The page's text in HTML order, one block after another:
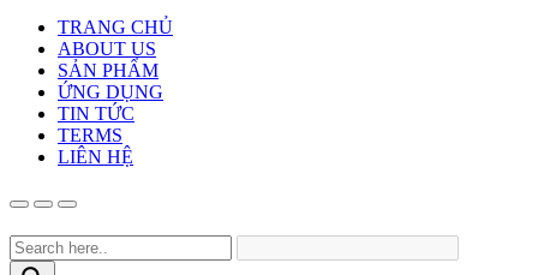
TRANG CHỦ
ABOUT US
SẢN PHẨM
ỨNG DỤNG
TIN TỨC
TERMS
LIÊN HỆ